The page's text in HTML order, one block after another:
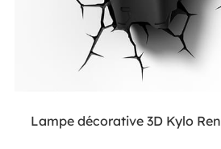
Lampe décorative 3D Kylo Ren